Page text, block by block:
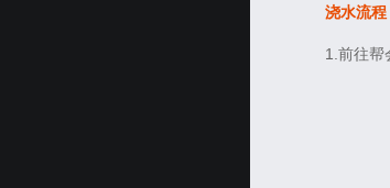
浇水流程
1.前往帮会